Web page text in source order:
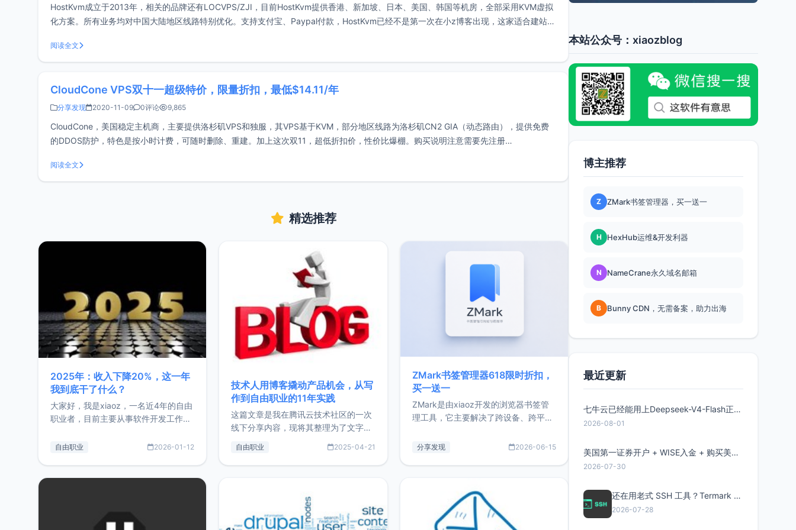
HostKvm成立于2013年，相关的品牌还有LOCVPS/ZJI，目前HostKvm提供香港、新加坡、日本、美国、韩国等机房，全部采用KVM虚拟
化方案。所有业务均对中国大陆地区线路特别优化。支持支付宝、Paypal付款，HostKvm已经不是第一次在小z博客出现，这家适合建站用
阅读全文
CloudCone VPS双十一超级特价，限量折扣，最低$14.11/年
分享发现 2020-11-09 0评论 9,865
CloudCone，美国稳定主机商，主要提供洛杉矶VPS和独服，其VPS基于KVM，部分地区线路为洛杉矶CN2 GIA（动态路由），提供免费
的DDOS防护，特色是按小时计费，可随时删除、重建。加上这次双11，超低折扣价，性价比爆棚。购买说明注意需要先注册
阅读全文
精选推荐
2025年：收入下降20%，这一年
我到底干了什么？
大家好，我是xiaoz，一名近4年的自由
职业者，目前主要从事软件开发工作。
的总结，内容主要包括：工作、学习、
自由职业 2026-01-12
技术人用博客撬动产品机会，从写
作到自由职业的11年实践
这篇文章是我在腾讯云技术社区的一次
线下分享内容，现将其整理为了文字
版，分享了写博客11年来的经历，以及
通过博客过渡到做产品和走向自由职业
的一个小故事。文中还首次公开了我的
前从事服务器运维相关工作，现在已经
转自由职业3年，目前
自由职业 2025-04-21
ZMark书签管理器618限时折扣，
买一送一
ZMark是由xiaoz开发的浏览器书签管
理工具，它主要解决了跨设备、跨平
做到一处部署、随处访问。同时，它还
量级： 使用Bun + Hono.js
分享发现 2026-06-15
本站公众号：xiaozblog
博主推荐
Z ZMark书签管理器，买一送一
H HexHub运维&开发利器
N NameCrane永久域名邮箱
B Bunny CDN，无需备案，助力出海
最近更新
七牛云已经能用上Deepseek-V4-Flash正式版了，点此领取300万Token
2026-08-01
美国第一证券开户 + WISE入金 + 购买美股全流程分享
2026-07-30
还在用老式 SSH 工具？Termark 新一代跨平台智能SSH客户端了解一下
2026-07-28